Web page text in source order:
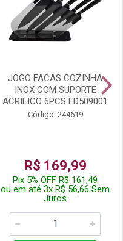
JOGO FACAS COZINHA
INOX COM SUPORTE
ACRILICO 6PCS ED509001
Código: 244619
R$ 169,99
Pix 5% OFF R$ 161,49
ou em até 3x R$ 56,66 Sem
Juros